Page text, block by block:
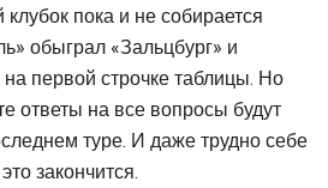
пока и не собирается
обыграл «Зальцбург» и
первой строчке таблицы. Но
ответы на все вопросы будут
туре. И даже трудно себе
закончится.